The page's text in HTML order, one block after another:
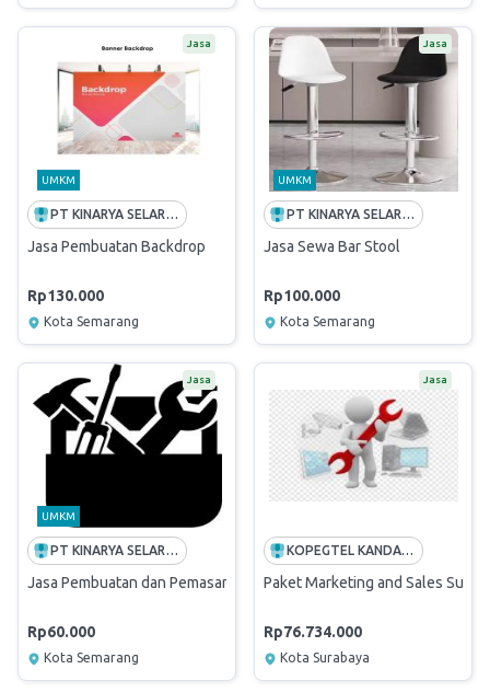
Jasa
UMKM
PT KINARYA SELARAS PIRANTI REGIONAL JATENG & DIY
Jasa Pembuatan Backdrop
Rp130.000
Kota Semarang
Jasa
UMKM
PT KINARYA SELARAS PIRANTI REGIONAL JATENG & DIY
Jasa Sewa Bar Stool
Rp100.000
Kota Semarang
Jasa
UMKM
PT KINARYA SELARAS PIRANTI REGIONAL JATENG & DIY
Jasa Pembuatan dan Pemasangan Lampu LED Booth/Stand Pameran
Rp60.000
Kota Semarang
Jasa
KOPEGTEL KANDATEL SBB
Paket Marketing and Sales
Rp76.734.000
Kota Surabaya